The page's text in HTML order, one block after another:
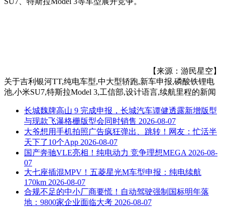
【来源：游民星空】
关于吉利银河TT,纯电车型,中大型轿跑,新车申报,磷酸铁锂电
池,小米SU7,特斯拉Model 3,工信部,设计语言,续航里程的新闻
长城魏牌高山 9 完成申报，长城汽车谭健透露新增版型
与现款飞瀑格栅版型会同时销售 2026-08-07
大爷想用手机拍照广告疯狂弹出、跳转！网友：忙活半
天下了10个App 2026-08-07
国产奔驰VLE亮相！纯电动力 竞争理想MEGA 2026-08-
07
大七座插混MPV！五菱星光M车型申报：纯电续航
170km 2026-08-07
合规不足的中小厂商要慌！自动驾驶强制国标明年落
地：9800家企业面临大考 2026-08-07